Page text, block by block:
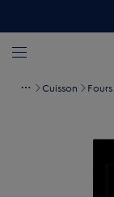
Cuisson